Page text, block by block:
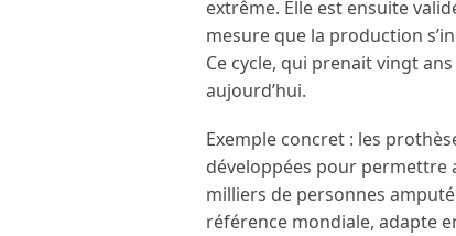
extrême. Elle est ensuite
mesure que la production
Ce cycle, qui prenait vingt
aujourd’hui.
Exemple concret : les
développées pour permettre
milliers de personnes
référence mondiale, adapte